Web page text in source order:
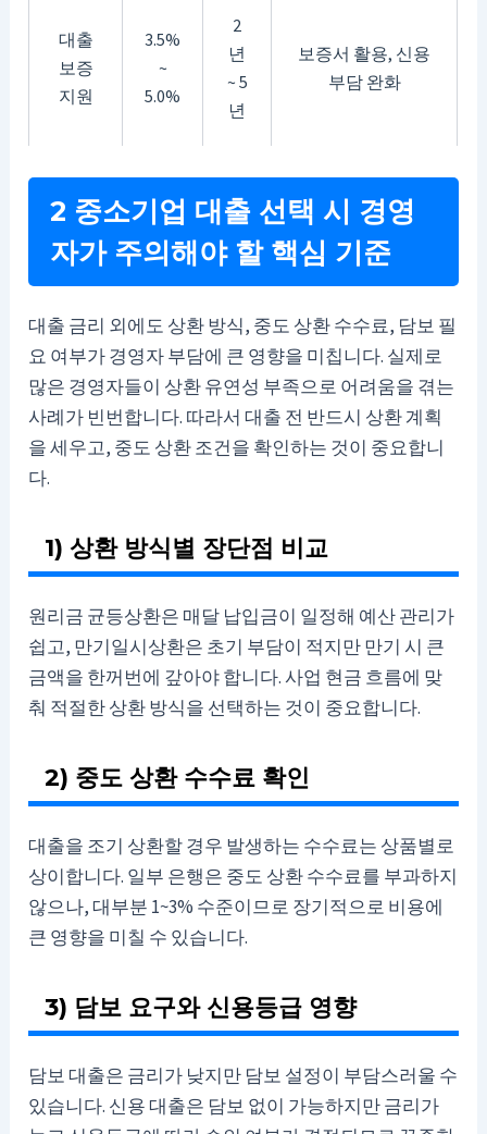
대출
보증
지원
3.5%
~
5.0%
2
년
~ 5
년
보증서 활용, 신용
부담 완화
2 중소기업 대출 선택 시 경영
자가 주의해야 할 핵심 기준
대출 금리 외에도 상환 방식, 중도 상환 수수료, 담보 필
요 여부가 경영자 부담에 큰 영향을 미칩니다. 실제로
많은 경영자들이 상환 유연성 부족으로 어려움을 겪는
사례가 빈번합니다. 따라서 대출 전 반드시 상환 계획
을 세우고, 중도 상환 조건을 확인하는 것이 중요합니
다.
1) 상환 방식별 장단점 비교
원리금 균등상환은 매달 납입금이 일정해 예산 관리가
쉽고, 만기일시상환은 초기 부담이 적지만 만기 시 큰
금액을 한꺼번에 갚아야 합니다. 사업 현금 흐름에 맞
춰 적절한 상환 방식을 선택하는 것이 중요합니다.
2) 중도 상환 수수료 확인
대출을 조기 상환할 경우 발생하는 수수료는 상품별로
상이합니다. 일부 은행은 중도 상환 수수료를 부과하지
않으나, 대부분 1~3% 수준이므로 장기적으로 비용에
큰 영향을 미칠 수 있습니다.
3) 담보 요구와 신용등급 영향
담보 대출은 금리가 낮지만 담보 설정이 부담스러울 수
있습니다. 신용 대출은 담보 없이 가능하지만 금리가